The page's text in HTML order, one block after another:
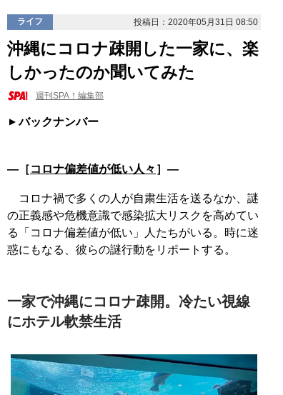
ライフ 投稿日：2020年05月31日 08:50
沖縄にコロナ疎開した一家に、楽
しかったのか聞いてみた
週刊SPA！編集部
バックナンバー
―［コロナ偏差値が低い人々 ］―
コロナ禍で多くの人が自粛生活を送るなか、謎
の正義感や危機意識で感染拡大リスクを高めてい
る「コロナ偏差値が低い」人たちがいる。時に迷
惑にもなる、彼らの謎行動をリポートする。
一家で沖縄にコロナ疎開。冷たい視線
にホテル軟禁生活